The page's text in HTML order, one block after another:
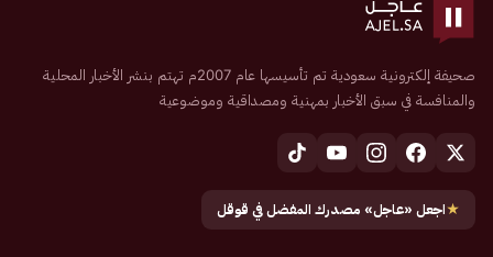
صحيفة إلكترونية سعودية تم تأسيسها عام 2007م تهتم بنشر الأخبار المحلية
والمنافسة في سبق الأخبار بمهنية ومصداقية وموضوعية
★اجعل «عاجل» مصدرك المفضل في قوقل